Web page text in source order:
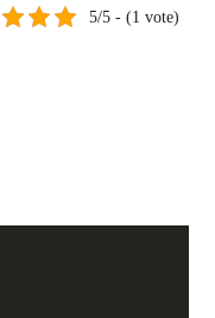
5/5 - (1 vote)